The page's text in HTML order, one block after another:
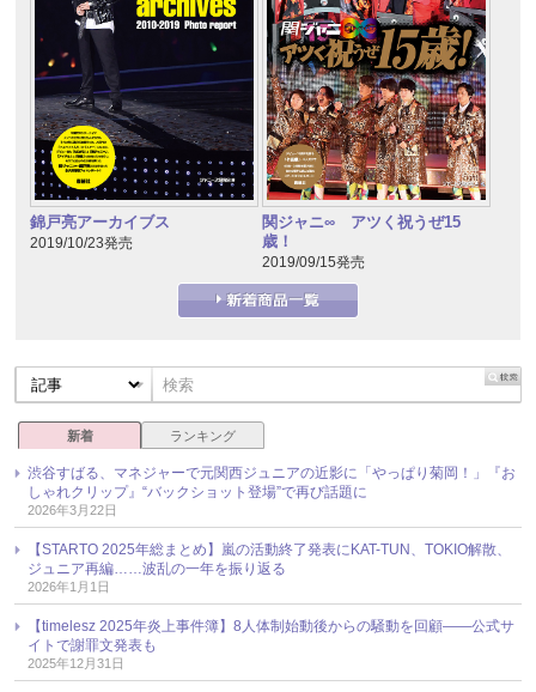
錦戸亮アーカイブス
2019/10/23発売
関ジャニ∞ アツく祝うぜ15
歳！
2019/09/15発売
新着 ランキング
渋谷すばる、マネジャーで元関西ジュニアの近影に「やっぱり菊岡！」『お
しゃれクリップ』“バックショット登場”で再び話題に
2026年3月22日
【STARTO 2025年総まとめ】嵐の活動終了発表にKAT-TUN、TOKIO解散、
ジュニア再編……波乱の一年を振り返る
2026年1月1日
【timelesz 2025年炎上事件簿】8人体制始動後からの騒動を回顧――公式サ
イトで謝罪文発表も
2025年12月31日